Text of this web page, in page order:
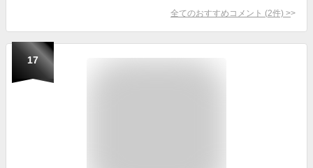
全てのおすすめコメント (2件) >
17